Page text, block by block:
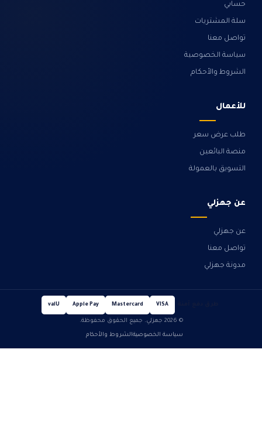
حسابي
سلة المشتريات
تواصل معنا
سياسة الخصوصية
الشروط والأحكام
للأعمال
طلب عرض سعر
منصة البائعين
التسويق بالعمولة
عن جهزلي
عن جهزلي
تواصل معنا
مدونة جهزلي
VISA
Mastercard
Apple Pay
valU
© 2026 جهزلي. جميع الحقوق محفوظة.
سياسة الخصوصيةالشروط والأحكام